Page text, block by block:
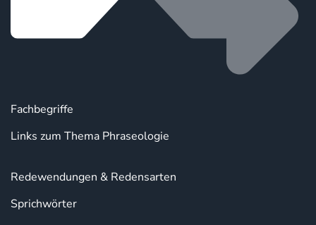
Fachbegriffe
Links zum Thema Phraseologie
Redewendungen & Redensarten
Sprichwörter